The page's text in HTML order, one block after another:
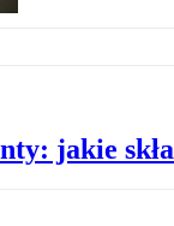
jakie